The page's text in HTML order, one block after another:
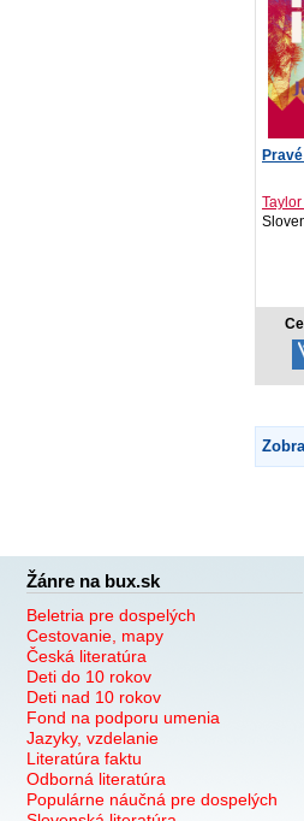
Žánre na bux.sk
Beletria pre dospelých
Cestovanie, mapy
Česká literatúra
Deti do 10 rokov
Deti nad 10 rokov
Fond na podporu umenia
Jazyky, vzdelanie
Literatúra faktu
Odborná literatúra
Populárne náučná pre dospelých